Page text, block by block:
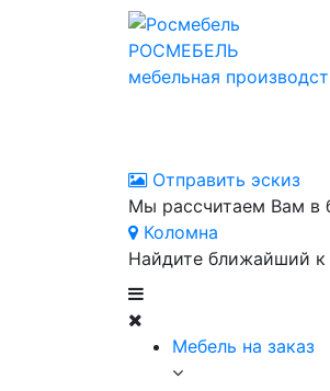
РОСМЕБЕЛЬ
мебельная
Отправить эскиз
Мы рассчитаем Вам в
Коломна
Найдите ближайший к
Мебель на заказ